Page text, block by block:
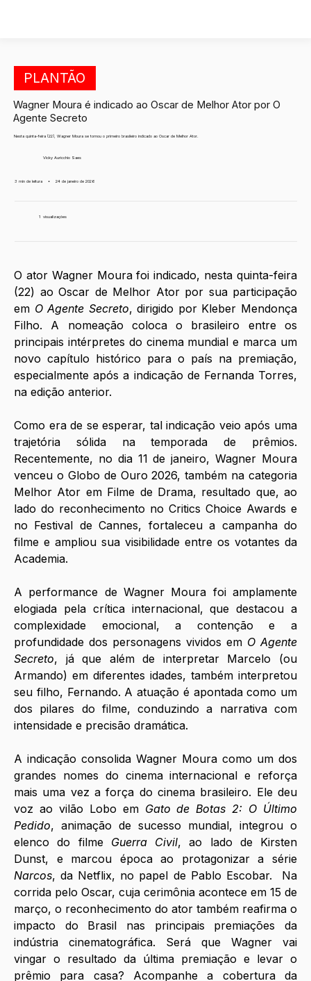
PLANTÃO
Wagner Moura é indicado ao Oscar de Melhor Ator por O
Agente Secreto
Nesta quinta-feira (22), Wagner Moura se tornou o primeiro brasileiro indicado ao Oscar de Melhor Ator.
Vicky Auricchio Saes
3 min de leitura • 24 de janeiro de 2026
1 visualizações
O ator Wagner Moura foi indicado, nesta quinta-feira
(22) ao Oscar de Melhor Ator por sua participação
em O Agente Secreto, dirigido por Kleber Mendonça
Filho. A nomeação coloca o brasileiro entre os
principais intérpretes do cinema mundial e marca um
novo capítulo histórico para o país na premiação,
especialmente após a indicação de Fernanda Torres,
na edição anterior.
Como era de se esperar, tal indicação veio após uma
trajetória sólida na temporada de prêmios.
Recentemente, no dia 11 de janeiro, Wagner Moura
venceu o Globo de Ouro 2026, também na categoria
Melhor Ator em Filme de Drama, resultado que, ao
lado do reconhecimento no Critics Choice Awards e
no Festival de Cannes, fortaleceu a campanha do
filme e ampliou sua visibilidade entre os votantes da
Academia.
A performance de Wagner Moura foi amplamente
elogiada pela crítica internacional, que destacou a
complexidade emocional, a contenção e a
profundidade dos personagens vividos em O Agente
Secreto, já que além de interpretar Marcelo (ou
Armando) em diferentes idades, também interpretou
seu filho, Fernando. A atuação é apontada como um
dos pilares do filme, conduzindo a narrativa com
intensidade e precisão dramática.
A indicação consolida Wagner Moura como um dos
grandes nomes do cinema internacional e reforça
mais uma vez a força do cinema brasileiro. Ele deu
voz ao vilão Lobo em Gato de Botas 2: O Último
Pedido, animação de sucesso mundial, integrou o
elenco do filme Guerra Civil, ao lado de Kirsten
Narcos, da Netflix, no papel de Pablo Escobar.  Na
corrida pelo Oscar, cuja cerimônia acontece em 15 de
março, o reconhecimento do ator também reafirma o
impacto do Brasil nas principais premiações da
indústria cinematográfica. Será que Wagner vai
vingar o resultado da última premiação e levar o
prêmio para casa? Acompanhe a cobertura da